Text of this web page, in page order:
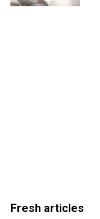
Fresh articles